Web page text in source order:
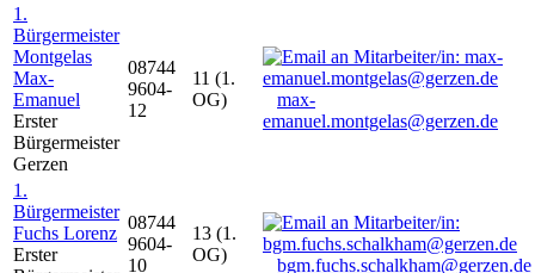
1.
Bürgermeister
Montgelas
Max-
Emanuel
Erster
Bürgermeister
Gerzen
08744
9604-
12
11 (1.
OG)
max-
emanuel.montgelas@gerzen.de
1.
Bürgermeister
Fuchs Lorenz
Erster
08744
9604-
10
13 (1.
OG)
bgm.fuchs.schalkham@gerzen.de